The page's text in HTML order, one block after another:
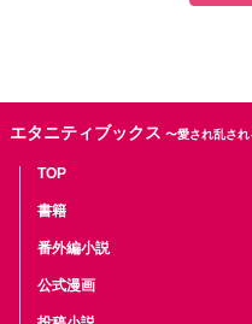
エタニティブックス 〜愛され乱さ
TOP
書籍
番外編小説
公式漫画